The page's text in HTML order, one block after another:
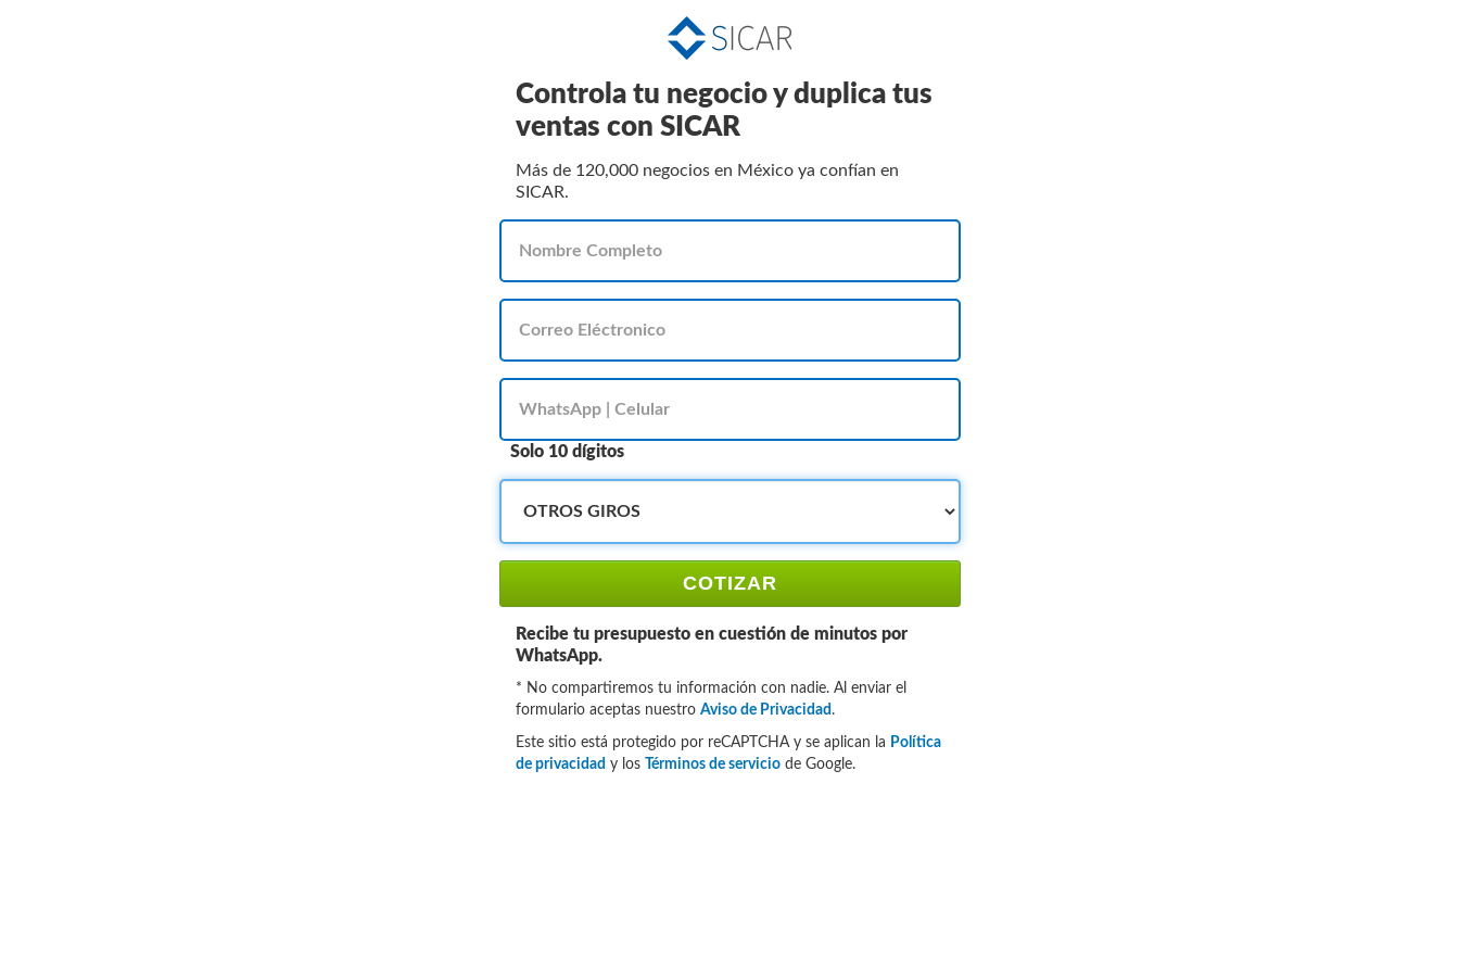
Controla tu negocio y duplica tus
ventas con SICAR
Más de 120,000 negocios en México ya confían en
SICAR.
Solo 10 dígitos
COTIZAR
Recibe tu presupuesto en cuestión de minutos por
WhatsApp.
* No compartiremos tu información con nadie. Al enviar el
formulario aceptas nuestro Aviso de Privacidad .
Este sitio está protegido por reCAPTCHA y se aplican la Política
de privacidad y los Términos de serviciode Google.